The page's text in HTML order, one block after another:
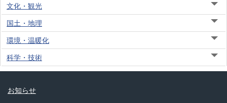
文化・観光
国土・地理
環境・温暖化
科学・技術
お知らせ